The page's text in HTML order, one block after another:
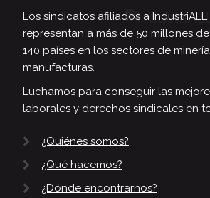
Los sindicatos afiliados a
representan a más de 50 millones
140 países en los sectores de
manufacturas.
Luchamos para conseguir las
laborales y derechos sindicales en
¿Quiénes somos?
¿Qué hacemos?
¿Dónde encontrarnos?